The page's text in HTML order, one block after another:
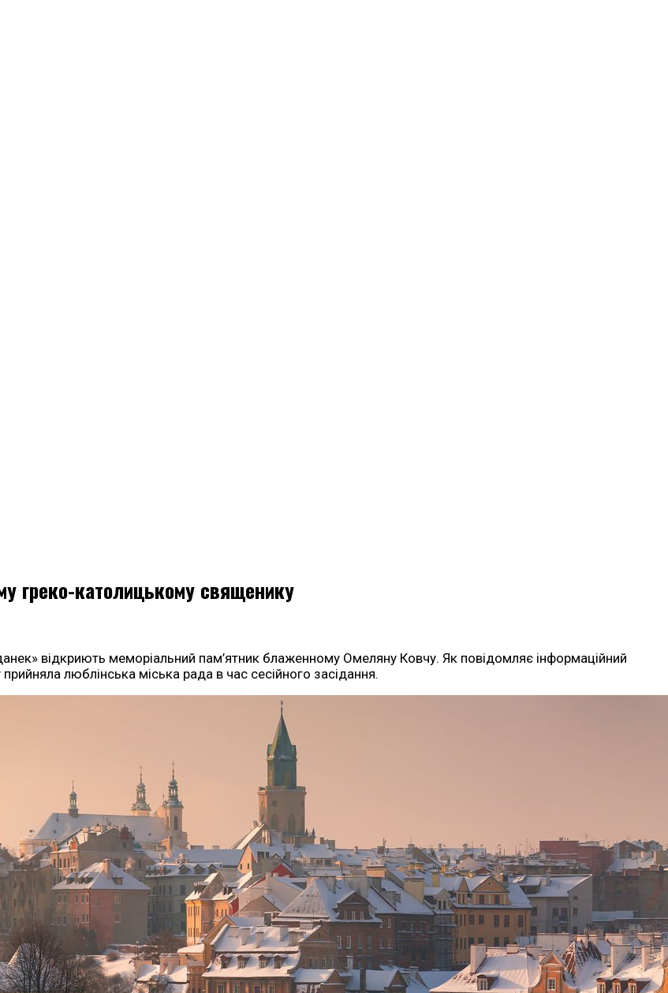
греко-католицькому священику
відкриють меморіальний пам’ятник блаженному Омеляну Ковчу. Як повідомляє інформаційний
люблінська міська рада в час сесійного засідання.